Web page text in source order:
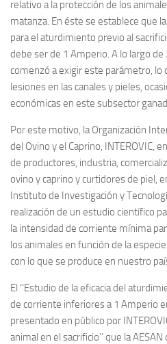
relativo a la protección de los
matanza. En éste se establece que
para el aturdimiento previo al
debe ser de 1 Amperio. A lo largo de
comenzó a exigir este parámetro, lo
lesiones en las canales y pieles,
económicas en este subsector
Por este motivo, la Organización
del Ovino y el Caprino, INTEROVIC,
de productores, industria,
ovino y caprino y curtidores de piel,
Instituto de Investigación y
realización de un estudio científico
la intensidad de corriente mínima
los animales en función de la
con lo que se produce en nuestro
El ‘‘Estudio de la eficacia del
de corriente inferiores a 1 Amperio
presentado en público por
animal en el sacrificio’’ que la AESAN